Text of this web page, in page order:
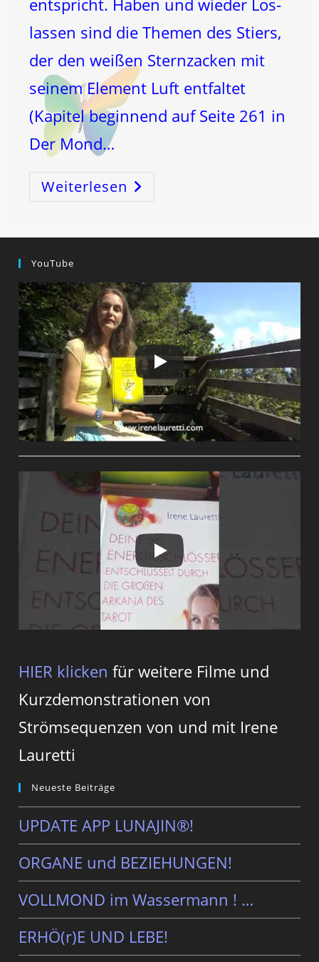
entspricht. Haben und wieder Los-
lassen sind die Themen des Stiers,
der den weißen Sternzacken mit
seinem Element Luft entfaltet
(Kapitel beginnend auf Seite 261 in
Der Mond…
Weiterlesen STIER-
Vollmond:
Be-
YouTube
HIER klicken für weitere Filme und
Kurzdemonstrationen von
Strömsequenzen von und mit Irene
Lauretti
Neueste Beiträge
UPDATE APP LUNAJIN®!
ORGANE und BEZIEHUNGEN!
VOLLMOND im Wassermann ! …
ERHÖ(r)E UND LEBE!